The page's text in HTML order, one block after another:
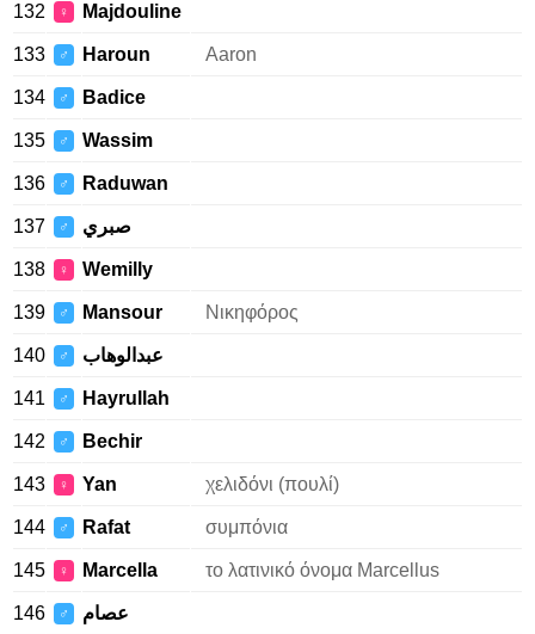
132 ♀ Majdouline
133 ♂ Haroun Aaron
134 ♂ Badice
135 ♂ Wassim
136 ♂ Raduwan
137 ♂ صبري
138 ♀ Wemilly
139 ♂ Mansour Νικηφόρος
140 ♂ عبدالوهاب
141 ♂ Hayrullah
142 ♂ Bechir
143 ♀ Yan χελιδόνι (πουλί)
144 ♂ Rafat συμπόνια
145 ♀ Marcella το λατινικό όνομα Marcellus
146 ♂ عصام